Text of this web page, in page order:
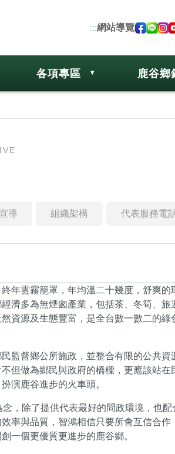
:::網站導覽
各項專區 鹿谷鄉
導 組織架構 代表服務電
年雲霧籠罩，年均溫二十幾度，舒爽的
濟多為無煙囪產業，包括茶、冬筍、旅
資源及生態豐富，是全台數一數二的綠
監督鄉公所施政，並整合有限的公共資
但做為鄉民與政府的橋樑，更應該站在
演鹿谷進步的火車頭。
，除了提供代表最好的問政環境，也配
率與品質，智鴻相信只要所會互信合作
一個更優質更進步的鹿谷鄉。